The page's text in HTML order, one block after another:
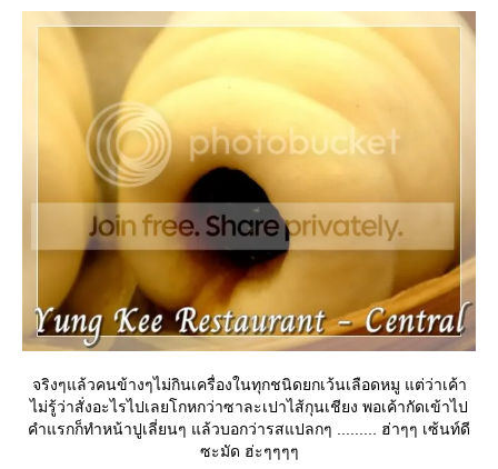
จริงๆแล้วคนข้างๆไม่กินเครื่องในทุกชนิดยกเว้นเลือดหมู แต่ว่าเค้า
ไม่รู้ว่าสั่งอะไรไปเลยโกหกว่าซาละเปาไส้กุนเชียง พอเค้ากัดเข้าไป
คำแรกก็ทำหน้าปูเลี่ยนๆ แล้วบอกว่ารสแปลกๆ ......... ฮ่าๆๆ เซ้นท์ดี
ซะมัด ฮ่ะๆๆๆๆ